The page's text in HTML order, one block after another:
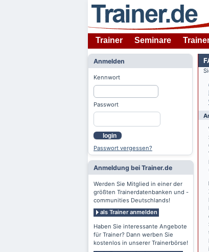
Trainer Seminare
Anmelden
Kennwort
Passwort
login
Passwort vergessen?
Anmeldung bei Trainer.de
Werden Sie Mitglied in einer der
größten Trainerdatenbanken und -
communities Deutschlands!
als Trainer anmelden
Haben Sie interessante Angebote
für Trainer? Dann werben Sie
kostenlos in unserer Trainerbörse!